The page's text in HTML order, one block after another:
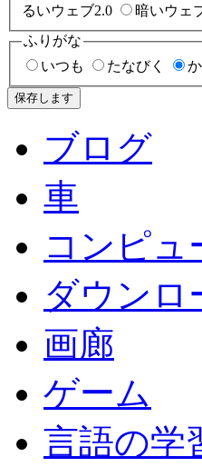
るいウェブ2.0
暗いウェ
ふりがな
いつも
たなびく
保存します
ブログ
車
コンピュ
ダウンロ
画廊
ゲーム
言語の学